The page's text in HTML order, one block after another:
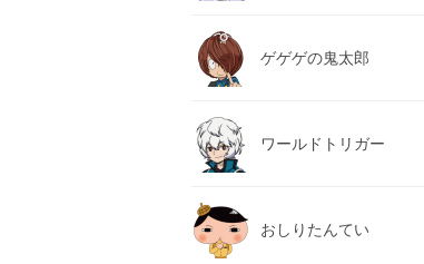
ゲゲゲの鬼太郎
ワールドトリガー
おしりたんてい